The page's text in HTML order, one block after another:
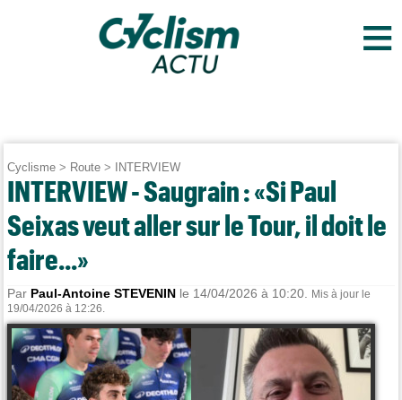
≡
Cyclisme > Route > INTERVIEW
INTERVIEW - Saugrain : «Si Paul
Seixas veut aller sur le Tour, il doit le
faire...»
Par Paul-Antoine STEVENIN le 14/04/2026 à 10:20.
Mis à jour le
19/04/2026 à 12:26.